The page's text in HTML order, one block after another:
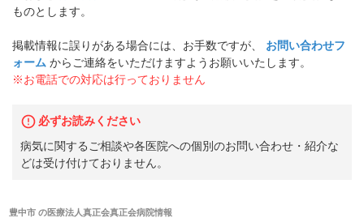
ものとします。
掲載情報に誤りがある場合には、お手数ですが、
お問い合わせフ
ォーム からご連絡をいただけますようお願いいたします。
※お電話での対応は行っておりません
必ずお読みください
病気に関するご相談や各医院への個別のお問い合わせ・紹介な
どは受け付けておりません。
豊中市の医療法人真正会真正会病院情報